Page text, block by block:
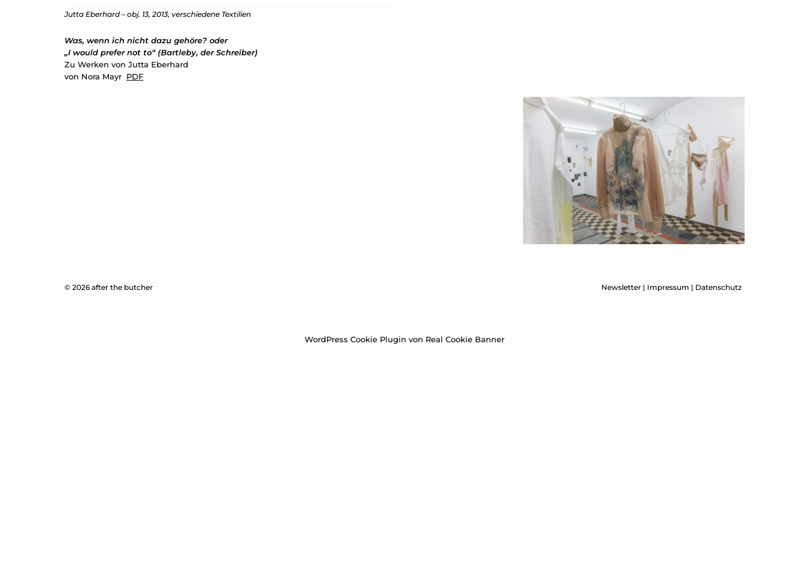
Jutta Eberhard – obj. 13, 2013, verschiedene Textilien
Was, wenn ich nicht dazu gehöre? oder
„I would prefer not to“ (Bartleby, der Schreiber)
Zu Werken von Jutta Eberhard
von Nora Mayr PDF
© 2026 after the butcher Newsletter | Impressum | Datenschutz
WordPress Cookie Plugin von Real Cookie Banner